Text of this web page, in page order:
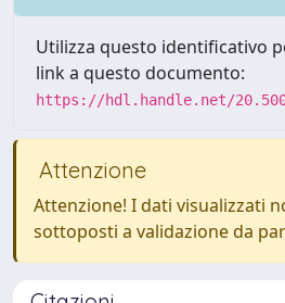
Utilizza questo identificativo
link a questo documento:
https://hdl.handle.net/
Attenzione
Attenzione! I dati visualizzati
sottoposti a validazione da